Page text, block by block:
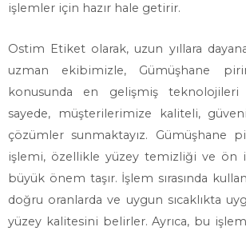
işlemler için hazır hale getirir.
Ostim Etiket olarak, uzun yıllara
uzman ekibimizle, Gümüşhane
konusunda en gelişmiş teknolojileri
sayede, müşterilerimize kaliteli,
çözümler sunmaktayız. Gümüşhane
işlemi, özellikle yüzey temizliği ve ön
büyük önem taşır. İşlem sırasında
doğru oranlarda ve uygun sıcaklıkta
yüzey kalitesini belirler. Ayrıca, bu